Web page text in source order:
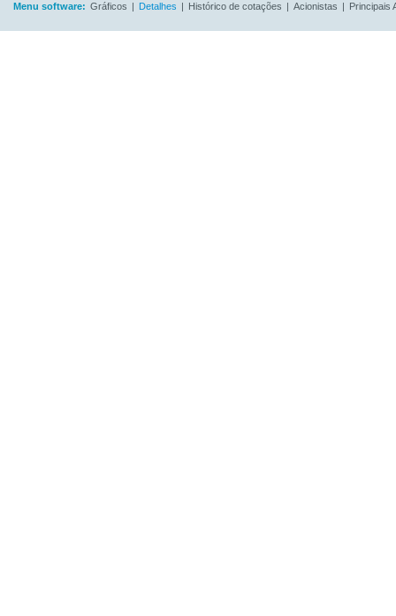
Menu software: Gráficos | Detalhes | Histórico de cotações | Acionistas | Principais